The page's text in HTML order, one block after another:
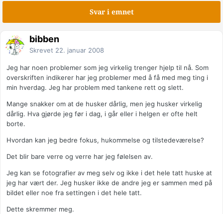
Svar i emnet
bibben
Skrevet 22. januar 2008
Jeg har noen problemer som jeg virkelig trenger hjelp til nå. Som
overskriften indikerer har jeg problemer med å få med meg ting i
min hverdag. Jeg har problem med tankene rett og slett.
Mange snakker om at de husker dårlig, men jeg husker virkelig
dårlig. Hva gjørde jeg før i dag, i går eller i helgen er ofte helt
borte.
Hvordan kan jeg bedre fokus, hukommelse og tilstedeværelse?
Det blir bare verre og verre har jeg følelsen av.
Jeg kan se fotografier av meg selv og ikke i det hele tatt huske at
jeg har vært der. Jeg husker ikke de andre jeg er sammen med på
bildet eller noe fra settingen i det hele tatt.
Dette skremmer meg.